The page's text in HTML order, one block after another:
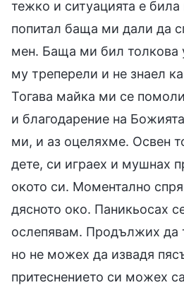
тежко и ситуацията е
попитал баща ми дали да
мен. Баща ми бил толкова
му треперели и не знаел
Тогава майка ми се
и благодарение на
ми, и аз оцеляхме. Освен
дете, си играех и мушнах
окото си. Моментално
дясното око. Паникьосах
ослепявам. Продължих да
но не можех да извадя
притеснението си можех